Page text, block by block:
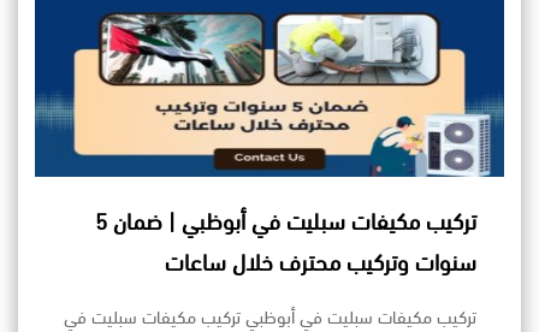
تركيب مكيفات سبليت في أبوظبي | ضمان 5
سنوات وتركيب محترف خلال ساعات
تركيب مكيفات سبليت في أبوظبي تركيب مكيفات سبليت في